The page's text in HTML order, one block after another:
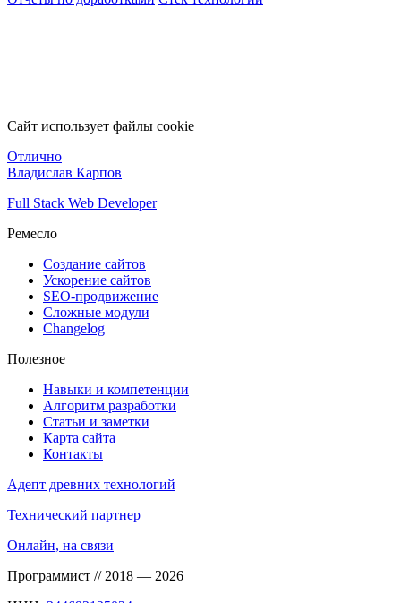
Сайт использует файлы cookie
Отлично
Владислав Карпов
Full Stack Web Developer
Ремесло
Создание сайтов
Ускорение сайтов
SEO-продвижение
Сложные модули
Changelog
Полезное
Навыки и компетенции
Алгоритм разработки
Статьи и заметки
Карта сайта
Контакты
Адепт древних технологий
Технический партнер
Онлайн, на связи
Программист // 2018 — 2026